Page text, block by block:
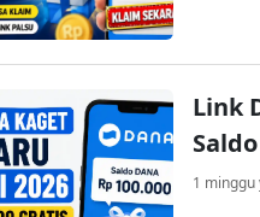
Link
1 minggu